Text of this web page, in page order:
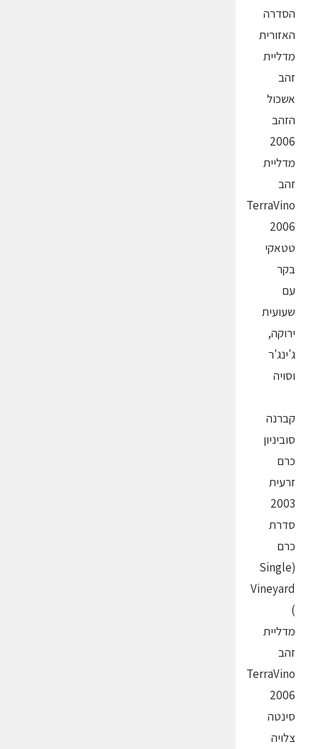
הסדרה
האזורית
מדליית
זהב
אשכול
הזהב
2006
מדליית
זהב
TerraVino
2006
טטאקי
בקר
עם
שעועית
ירוקה,
ג'ינג'ר
וסויה
קברנה
סוביניון
כרם
זרעית
2003
סדרת
כרם
(Single
Vineyard
)
מדליית
זהב
TerraVino
2006
סינטה
צלויה